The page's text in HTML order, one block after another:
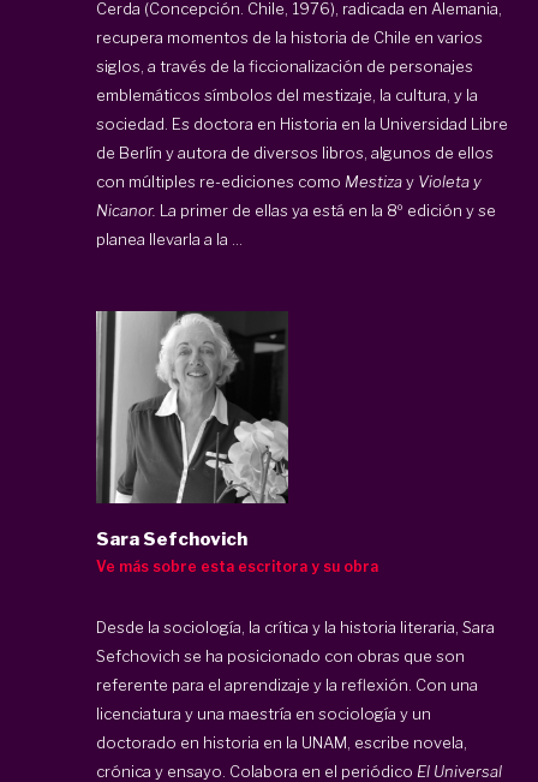
Cerda (Concepción. Chile, 1976), radicada en Alemania,
recupera momentos de la historia de Chile en varios
siglos, a través de la ficcionalización de personajes
emblemáticos símbolos del mestizaje, la cultura, y la
sociedad. Es doctora en Historia en la Universidad Libre
de Berlín y autora de diversos libros, algunos de ellos
con múltiples re-ediciones como Mestizay Violeta y
Nicanor. La primer de ellas ya está en la 8º edición y se
planea llevarla a la ...
Sara Sefchovich
Ve más sobre esta escritora y su obra
Desde la sociología, la crítica y la historia literaria, Sara
Sefchovich se ha posicionado con obras que son
referente para el aprendizaje y la reflexión. Con una
licenciatura y una maestría en sociología y un
doctorado en historia en la UNAM, escribe novela,
crónica y ensayo. Colabora en el periódico El Universal